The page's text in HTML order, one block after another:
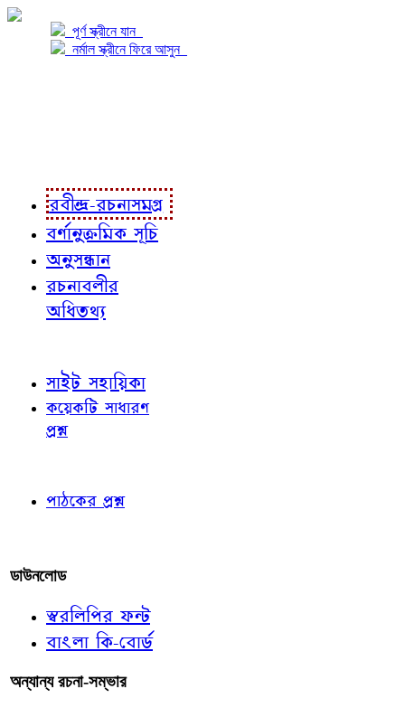
পূর্ণ স্ক্রীনে যান
নর্মাল স্ক্রীনে ফিরে আসুন
রবীন্দ্র-রচনাসমগ্র
বর্ণানুক্রমিক সূচি
অনুসন্ধান
রচনাবলীর
অধিতথ্য
সাইট সহায়িকা
কয়েকটি সাধারণ
প্রশ্ন
পাঠকের প্রশ্ন
ডাউনলোড
স্বরলিপির ফন্ট
বাংলা কি-বোর্ড
অন্যান্য রচনা-সম্ভার